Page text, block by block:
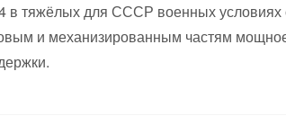
в тяжёлых для СССР военных
и механизированным частям